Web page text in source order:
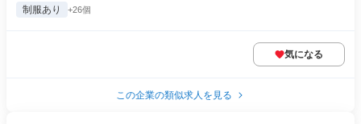
制服あり +26個
気になる
この企業の類似求人を見る